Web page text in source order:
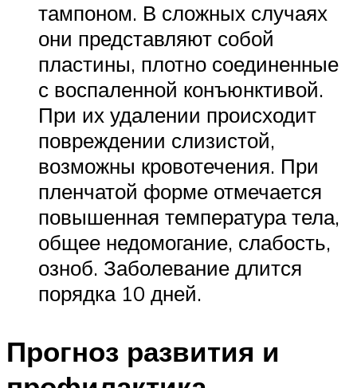
тампоном. В сложных случаях
они представляют собой
пластины, плотно соединенные
с воспаленной конъюнктивой.
При их удалении происходит
повреждении слизистой,
возможны кровотечения. При
пленчатой форме отмечается
повышенная температура тела,
общее недомогание, слабость,
озноб. Заболевание длится
порядка 10 дней.
Прогноз развития и